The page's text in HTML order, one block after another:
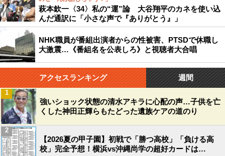
萩本欽一〈34〉私の“運”論 大谷翔平のカネを使い込
んだ通訳に「小さな声で『ありがとう』」
NHK職員が番組出演者からの性被害、PTSDで休職し
大激震…《番組名を公表しろ》と視聴者大合唱
アクセスランキング 週間
強いショック状態の清水アキラに心配の声…子供を亡
くした神田正輝らもたどった遺族ケアの道のり
1
【2026夏の甲子園】初戦で「勝つ高校」「負ける高
校」完全予想！横浜vs沖縄尚学の超好カードは…
2